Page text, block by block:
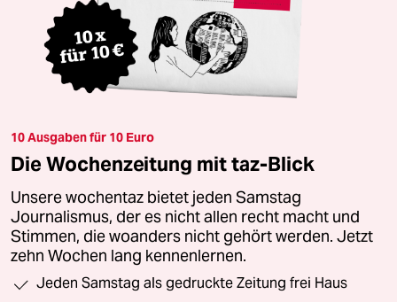
10 Ausgaben für 10 Euro
Die Wochenzeitung mit taz-Blick
Unsere wochentaz bietet jeden Samstag
Journalismus, der es nicht allen recht macht und
Stimmen, die woanders nicht gehört werden. Jetzt
zehn Wochen lang kennenlernen.
Jeden Samstag als gedruckte Zeitung frei Haus